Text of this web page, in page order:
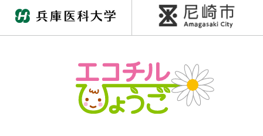
#並べ替えクイズ
#乳歯調査
#仲間はずれクイズ
#動画
#同じイラスト探し
#同じ数字探し
#学童期検査
#対義語クイズ
#文字並べ替えクイズ
#法則クイズ